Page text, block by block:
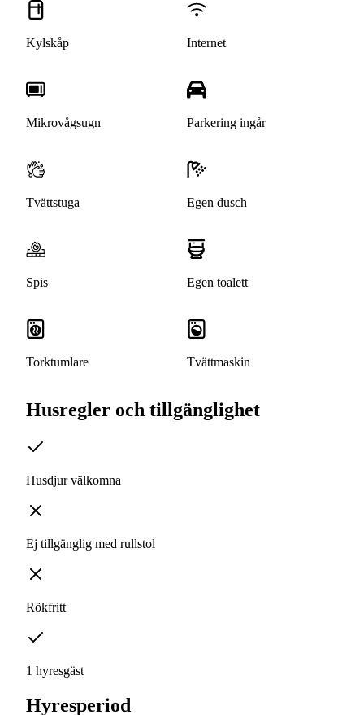
Kylskåp Internet
Mikrovågsugn Parkering ingår
Tvättstuga Egen dusch
Spis Egen toalett
Torktumlare Tvättmaskin
Husregler och tillgänglighet
Husdjur välkomna
Ej tillgänglig med rullstol
Rökfritt
1 hyresgäst
Hyresperiod